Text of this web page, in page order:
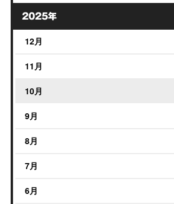
2025年
12月
11月
10月
9月
8月
7月
6月